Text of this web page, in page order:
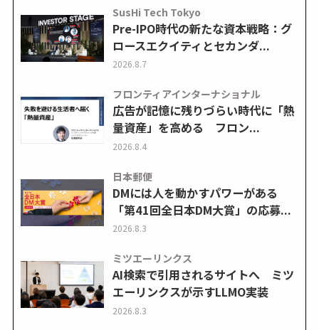
SusHi Tech Tokyo
Pre-IPO時代の新たな資本戦略：グ
ロースエクイティとセカンダ...
2026.8.7
フロンティアインターナショナル
広告が記憶に残りづらい時代に「熱
量資産」を高める フロン...
2026.8.4
日本郵便
DMには人を動かすパワーがある
「第41回全日本DM大賞」の応募...
2026.8.3
ミツエーリンクス
AI検索で引用されるサイトへ ミツ
エーリンクスが示すLLMO実装
2026.8.3